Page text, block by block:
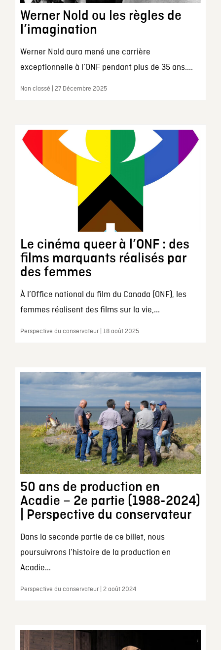
Werner Nold ou les règles de
l’imagination
Werner Nold aura mené une carrière
exceptionnelle à l’ONF pendant plus de 35 ans....
Non classé | 27 Décembre 2025
Le cinéma queer à l’ONF : des
films marquants réalisés par
des femmes
À l’Office national du film du Canada (ONF), les
femmes réalisent des films sur la vie,...
Perspective du conservateur | 18 août 2025
50 ans de production en
Acadie – 2e partie (1988-2024)
| Perspective du conservateur
Dans la seconde partie de ce billet, nous
poursuivrons l’histoire de la production en
Acadie...
Perspective du conservateur | 2 août 2024